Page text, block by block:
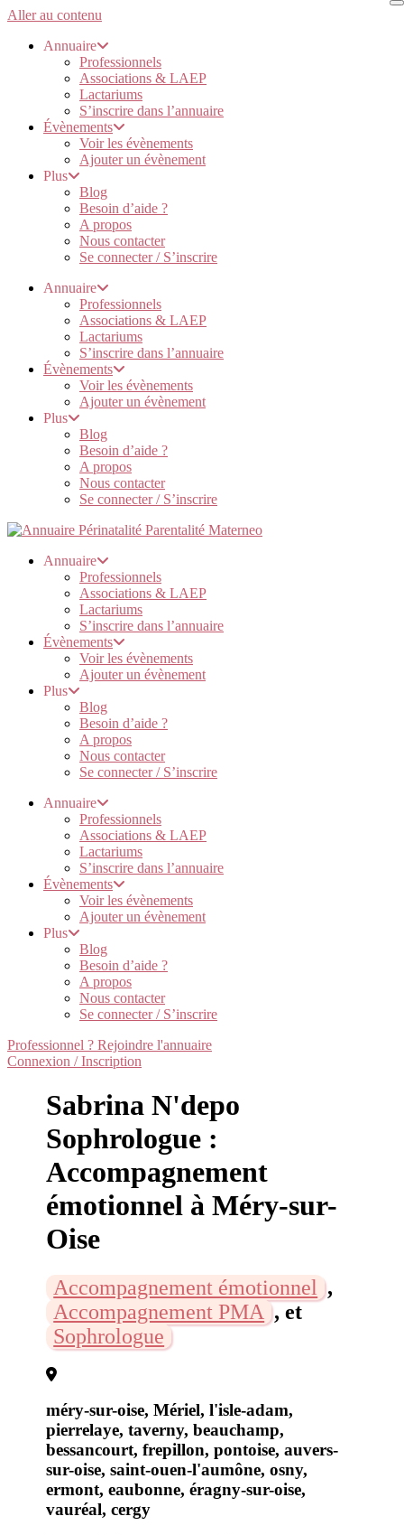
Aller au contenu
Annuaire
Professionnels
Associations & LAEP
Lactariums
S’inscrire dans l’annuaire
Évènements
Voir les évènements
Ajouter un évènement
Plus
Blog
Besoin d’aide ?
A propos
Nous contacter
Se connecter / S’inscrire
Annuaire
Professionnels
Associations & LAEP
Lactariums
S’inscrire dans l’annuaire
Évènements
Voir les évènements
Ajouter un évènement
Plus
Blog
Besoin d’aide ?
A propos
Nous contacter
Se connecter / S’inscrire
Annuaire
Professionnels
Associations & LAEP
Lactariums
S’inscrire dans l’annuaire
Évènements
Voir les évènements
Ajouter un évènement
Plus
Blog
Besoin d’aide ?
A propos
Nous contacter
Se connecter / S’inscrire
Annuaire
Professionnels
Associations & LAEP
Lactariums
S’inscrire dans l’annuaire
Évènements
Voir les évènements
Ajouter un évènement
Plus
Blog
Besoin d’aide ?
A propos
Nous contacter
Se connecter / S’inscrire
Professionnel ? Rejoindre l'annuaire
Connexion / Inscription
Sabrina N'depo
Sophrologue :
Accompagnement
émotionnel à Méry-sur-
Oise
Accompagnement émotionnel ,
Accompagnement PMA , et
Sophrologue
méry-sur-oise, Mériel, l'isle-adam,
pierrelaye, taverny, beauchamp,
bessancourt, frepillon, pontoise, auvers-
sur-oise, saint-ouen-l'aumône, osny,
ermont, eaubonne, éragny-sur-oise,
vauréal, cergy